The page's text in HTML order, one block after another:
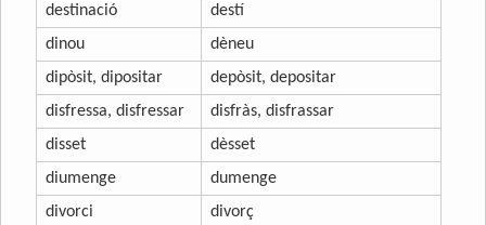
destinació
destí
dinou
dèneu
dipòsit, dipositar
depòsit, depositar
disfressa, disfressar
disfràs, disfrassar
disset
dèsset
diumenge
dumenge
divorci
divorç